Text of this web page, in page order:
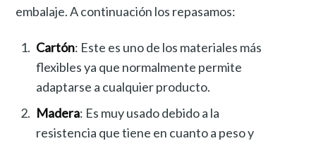
embalaje. A continuación los repasamos:
Cartón: Este es uno de los materiales más
flexibles ya que normalmente permite
adaptarse a cualquier producto.
Madera: Es muy usado debido a la
resistencia que tiene en cuanto a peso y